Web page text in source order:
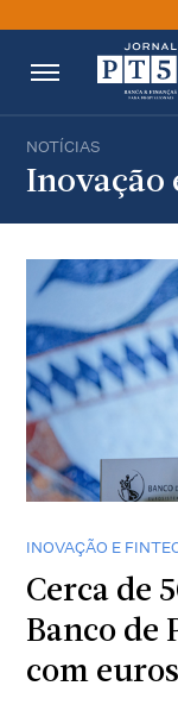
NOTÍCIAS
Inovação
INOVAÇÃO E
Cerca de
Banco de
com